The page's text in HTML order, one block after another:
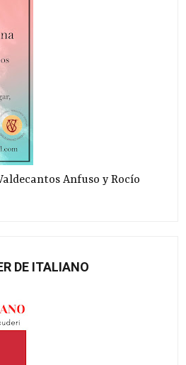
Anfuso y Rocío
DE ITALIANO